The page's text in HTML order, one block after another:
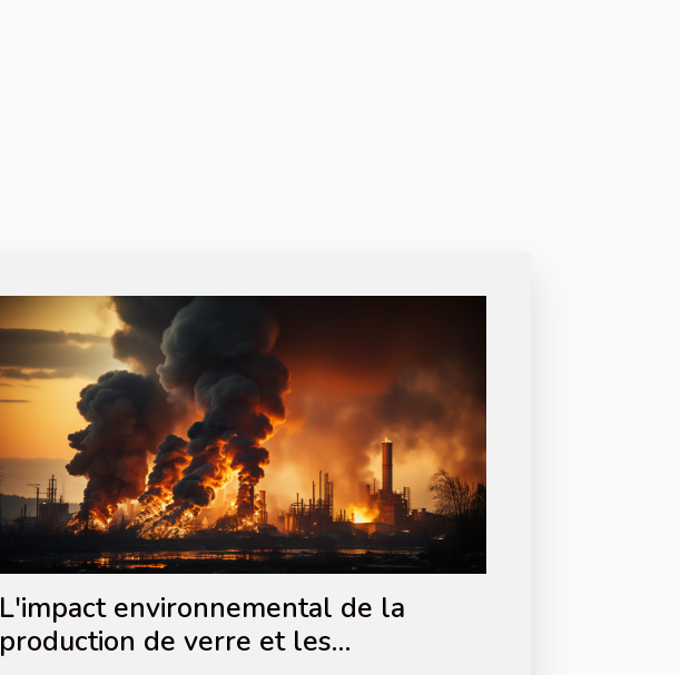
L'impact environnemental de la
production de verre et les